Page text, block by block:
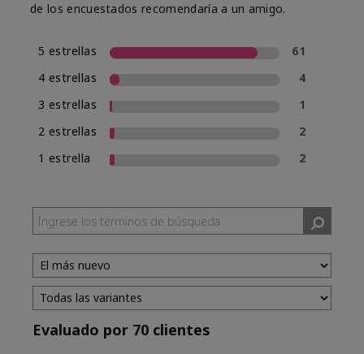
de los encuestados recomendaría a un amigo.
5 estrellas
61
4 estrellas
4
3 estrellas
1
2 estrellas
2
1 estrella
2
Evaluado por 70 clientes